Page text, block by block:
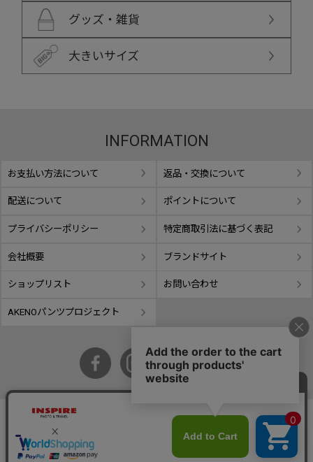
グッズ・雑貨
大きいサイズ
INFORMATION
お支払い方法について 返品・交換について
配送について ポイントについて
プライバシーポリシー 特定商取引法に基づく表記
会社概要 ブランドサイト
ショップリスト お問い合わせ
AKENOパンツプロジェクト
copyright © GIFUTAKE All rights reserved. 事業再構築